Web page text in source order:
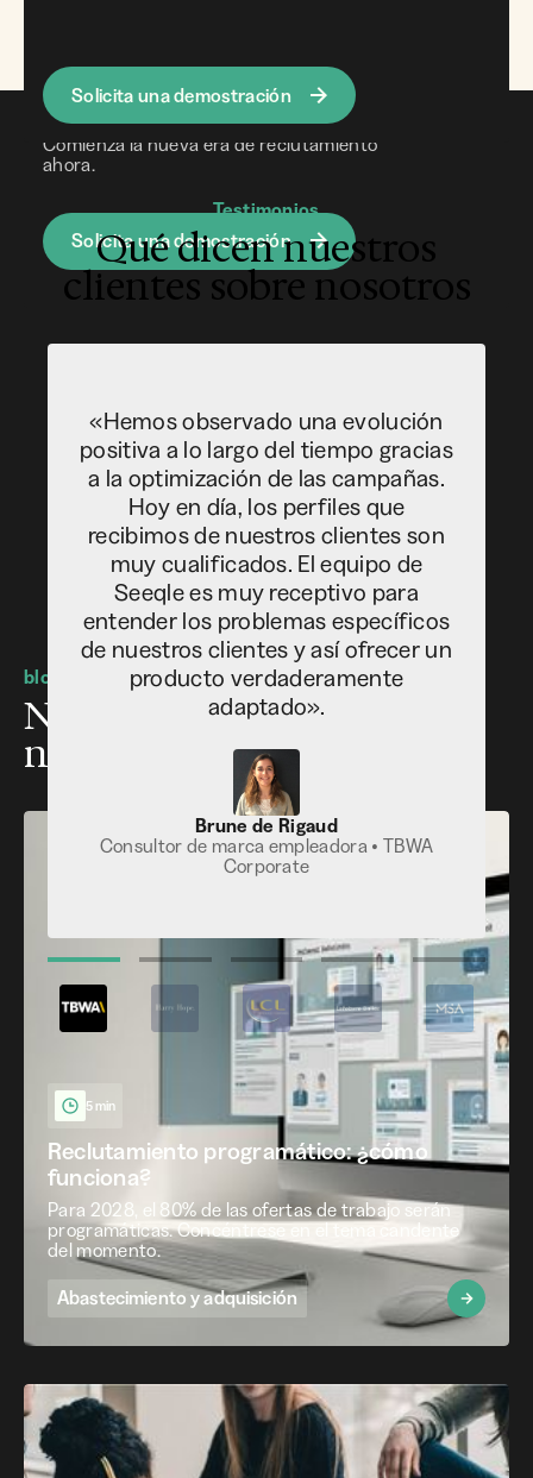
Solicita una demostración
Testimonios
Qué dicen nuestros
clientes sobre nosotros
«Hemos observado una evolución
positiva a lo largo del tiempo gracias
a la optimización de las campañas.
Hoy en día, los perfiles que
recibimos de nuestros clientes son
muy cualificados. El equipo de
Seeqle es muy receptivo para
entender los problemas específicos
de nuestros clientes y así ofrecer un
producto verdaderamente
adaptado».
Brune de Rigaud
Consultor de marca empleadora • TBWA
Corporate
Ahora mismo
Comienza la nueva era de reclutamiento
ahora.
Solicita una demostración
Tecnología de recursos
humanos galardonada
blog
Nuestros artículos en las
noticias
5 min
Reclutamiento programático: ¿cómo
funciona?
Para 2028, el 80% de las ofertas de trabajo serán
programáticas. Concéntrese en el tema candente
del momento.
Abastecimiento y adquisición